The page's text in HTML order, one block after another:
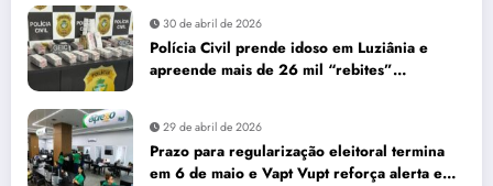
30 de abril de 2026
Polícia Civil prende idoso em Luziânia e
apreende mais de 26 mil “rebites”
29 de abril de 2026
Prazo para regularização eleitoral termina
em 6 de maio e Vapt Vupt reforça alerta em